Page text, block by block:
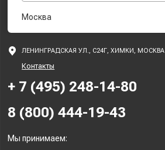
Москва
ЛЕНИНГРАДСКАЯ УЛ., С24Г, ХИМКИ, МОСКВА
Контакты
+ 7 (495) 248-14-80
8 (800) 444-19-43
Мы принимаем: